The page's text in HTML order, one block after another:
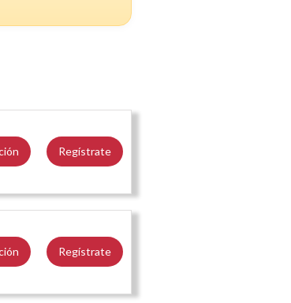
Regístrate
Regístrate